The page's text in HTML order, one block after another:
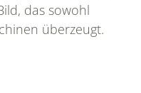
das sowohl
überzeugt.